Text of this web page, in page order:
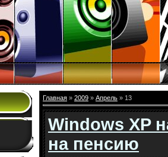
Главная » 2009 » Апрель » 13
Windows XP
на пенсию